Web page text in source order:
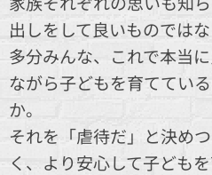
出しをして良いものではな
多分みんな、これで本当
ながら子どもを育ててい
か。
それを「虐待だ」と決め
く、より安心して子ども